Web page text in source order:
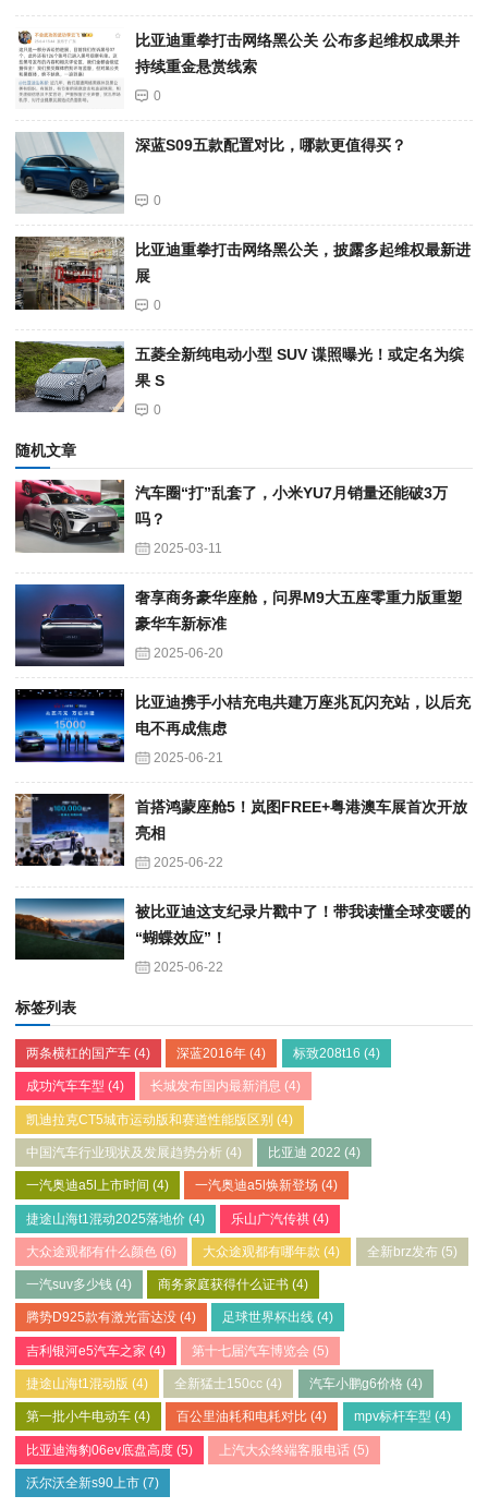
比亚迪重拳打击网络黑公关 公布多起维权成果并
持续重金悬赏线索
0
深蓝S09五款配置对比，哪款更值得买？
0
比亚迪重拳打击网络黑公关，披露多起维权最新进
展
0
五菱全新纯电动小型 SUV 谍照曝光！或定名为缤
果 S
0
随机文章
汽车圈“打”乱套了，小米YU7月销量还能破3万
吗？
2025-03-11
奢享商务豪华座舱，问界M9大五座零重力版重塑
豪华车新标准
2025-06-20
比亚迪携手小桔充电共建万座兆瓦闪充站，以后充
电不再成焦虑
2025-06-21
首搭鸿蒙座舱5！岚图FREE+粤港澳车展首次开放
亮相
2025-06-22
被比亚迪这支纪录片戳中了！带我读懂全球变暖的
“蝴蝶效应”！
2025-06-22
标签列表
两条横杠的国产车 (4) 深蓝2016年 (4) 标致208t16 (4)
成功汽车车型 (4) 长城发布国内最新消息 (4)
凯迪拉克CT5城市运动版和赛道性能版区别 (4)
中国汽车行业现状及发展趋势分析 (4) 比亚迪 2022 (4)
一汽奥迪a5l上市时间 (4) 一汽奥迪a5l焕新登场 (4)
捷途山海t1混动2025落地价 (4) 乐山广汽传祺 (4)
大众途观都有什么颜色 (6) 大众途观都有哪年款 (4) 全新brz发布(5)
一汽suv多少钱 (4) 商务家庭获得什么证书 (4)
腾势D925款有激光雷达没 (4) 足球世界杯出线 (4)
吉利银河e5汽车之家 (4) 第十七届汽车博览会 (5)
捷途山海t1混动版 (4) 全新猛士150cc (4) 汽车小鹏g6价格 (4)
第一批小牛电动车 (4) 百公里油耗和电耗对比 (4) mpv标杆车型 (4)
比亚迪海豹06ev底盘高度 (5) 上汽大众终端客服电话 (5)
沃尔沃全新s90上市 (7)